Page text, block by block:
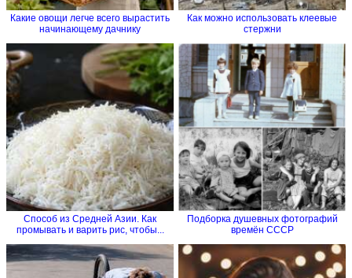
Какие овощи легче всего вырастить
начинающему дачнику
Как можно использовать клеевые
стержни
Способ из Средней Азии. Как
промывать и варить рис, чтобы...
Подборка душевных фотографий
времён СССР